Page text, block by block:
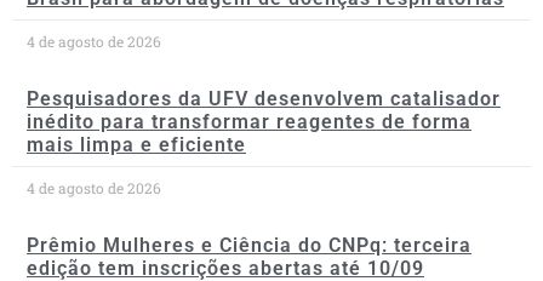
4 de agosto de 2026
Pesquisadores da UFV desenvolvem catalisador
inédito para transformar reagentes de forma
mais limpa e eficiente
4 de agosto de 2026
Prêmio Mulheres e Ciência do CNPq: terceira
edição tem inscrições abertas até 10/09